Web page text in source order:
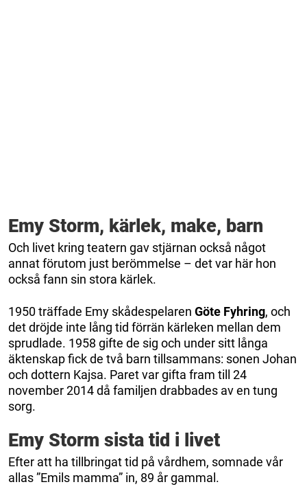
Emy Storm, kärlek, make, barn
Och livet kring teatern gav stjärnan också något
annat förutom just berömmelse – det var här hon
också fann sin stora kärlek.
1950 träffade Emy skådespelaren Göte Fyhring, och
det dröjde inte lång tid förrän kärleken mellan dem
sprudlade. 1958 gifte de sig och under sitt långa
äktenskap fick de två barn tillsammans: sonen Johan
och dottern Kajsa. Paret var gifta fram till 24
november 2014 då familjen drabbades av en tung
sorg.
Emy Storm sista tid i livet
Efter att ha tillbringat tid på vårdhem, somnade vår
allas ”Emils mamma” in, 89 år gammal.